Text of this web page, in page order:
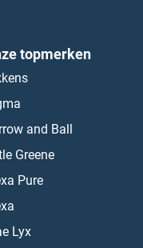
topmerken
and Ball
Greene
Pure
Lyx